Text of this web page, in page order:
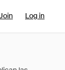
Log in